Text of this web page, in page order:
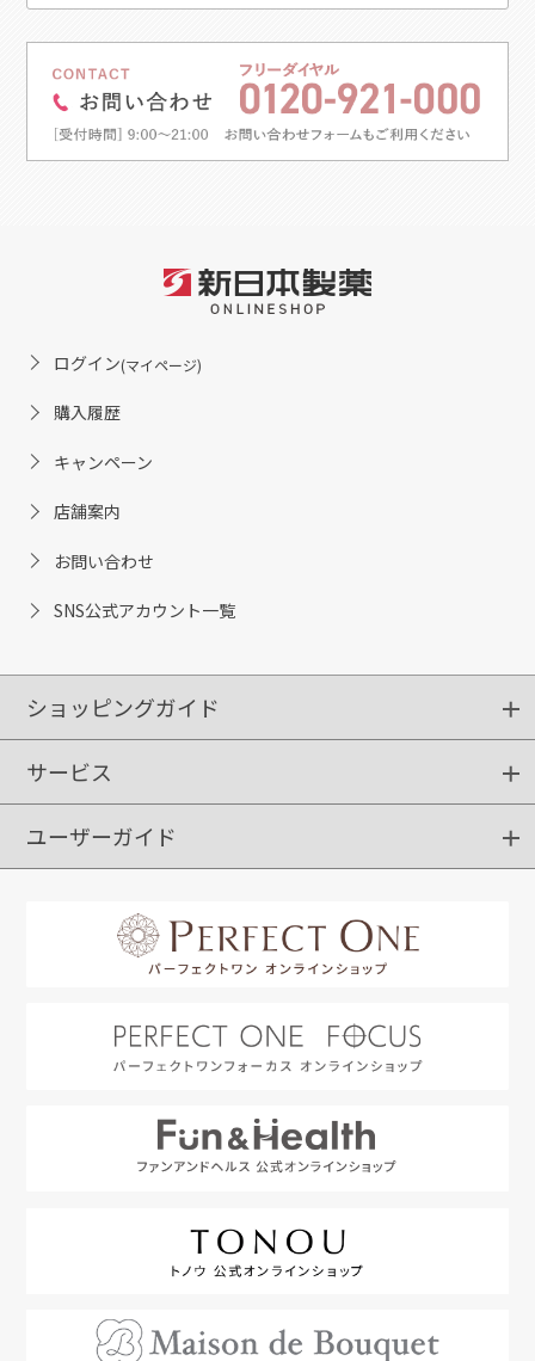
ログイン(マイページ)
購入履歴
キャンペーン
店舗案内
お問い合わせ
SNS公式アカウント一覧
ショッピングガイド
ショッピングガイド
ご注文方法
送料・配送
クーポンご利用方法
サービス
定期購入
ポイントサービス
お知らせメール
ユーザーガイド